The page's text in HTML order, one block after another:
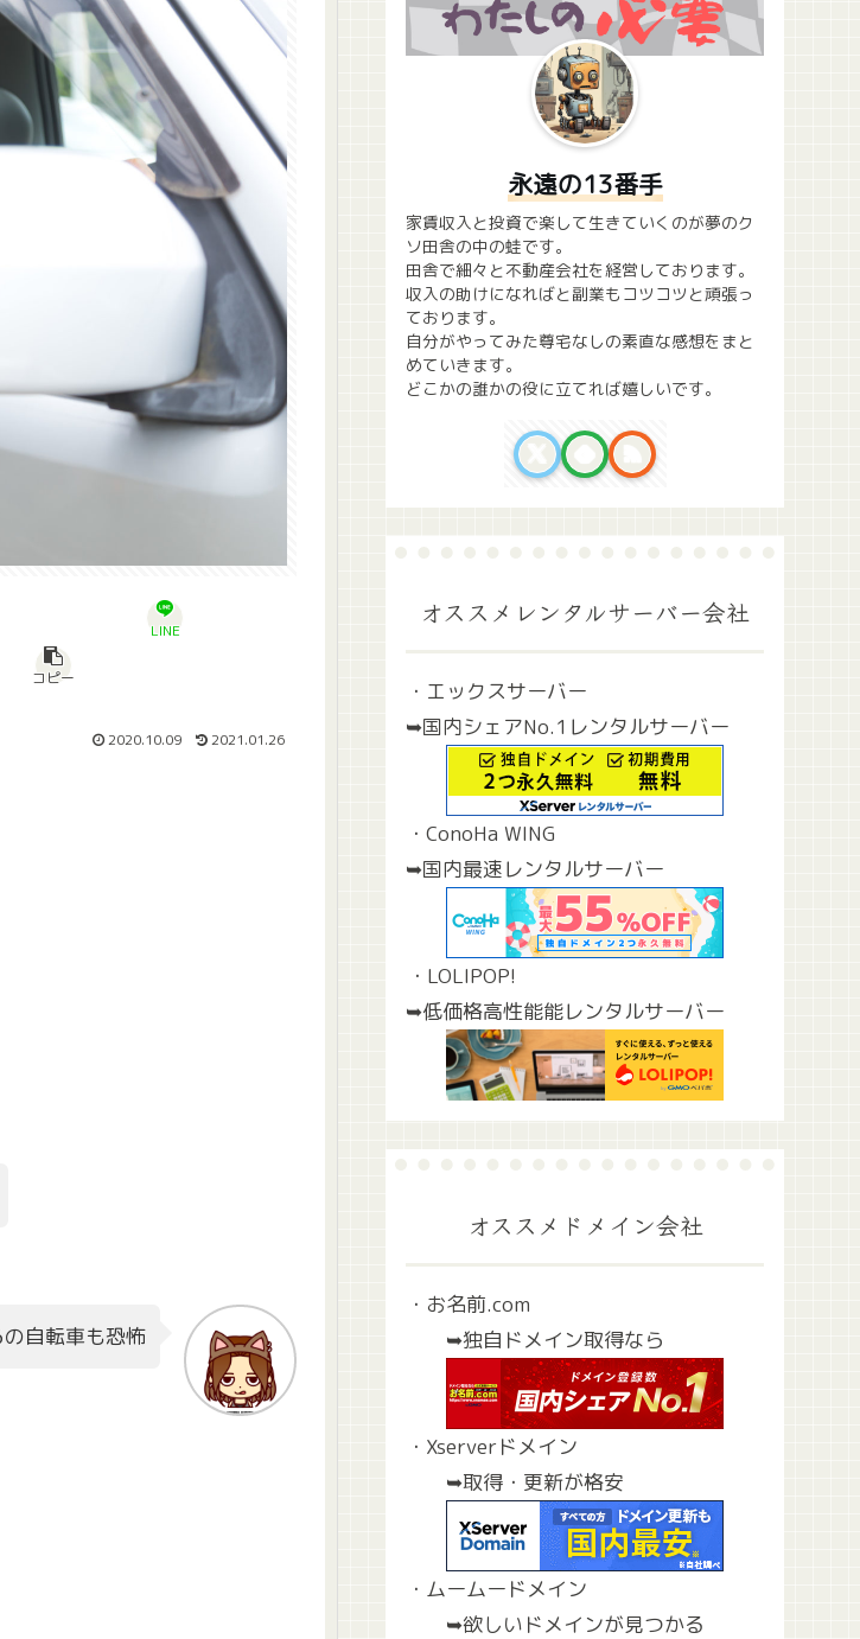
LINE
コピー
2020.10.09 2021.01.26
自転車も恐怖
永遠の13番手
家賃収入と投資で楽して生きていくのが夢のク
ソ田舎の中の蛙です。
田舎で細々と不動産会社を経営しております。
収入の助けになればと副業もコツコツと頑張っ
ております。
自分がやってみた尊宅なしの素直な感想をまと
めていきます。
どこかの誰かの役に立てれば嬉しいです。
オススメレンタルサーバー会社
・エックスサーバー
➥国内シェアNo.1レンタルサーバー
・ConoHa WING
➥国内最速レンタルサーバー
・LOLIPOP!
➥低価格高性能能レンタルサーバー
オススメドメイン会社
・お名前.com
➥独自ドメイン取得なら
・Xserverドメイン
➥取得・更新が格安
・ムームードメイン
➥欲しいドメインが見つかる